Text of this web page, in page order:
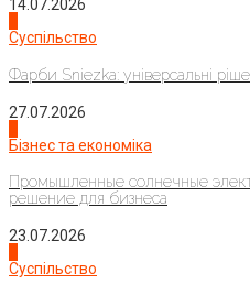
14.07.2026
Суспільство
Фарби Sniezka: універсальні
27.07.2026
Бізнес та економіка
Промышленные солнечные
решение для бизнеса
23.07.2026
Суспільство